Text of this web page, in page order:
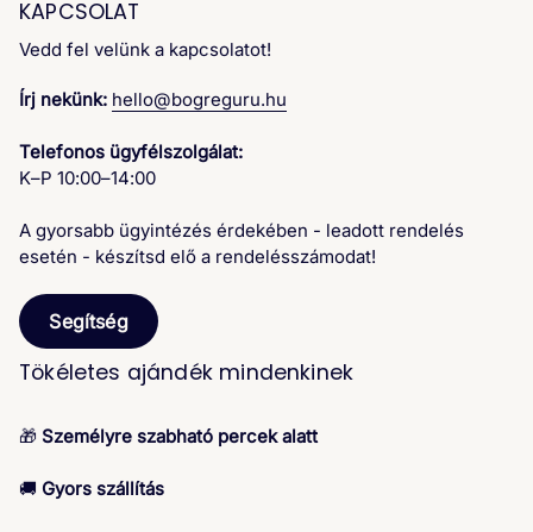
KAPCSOLAT
Vedd fel velünk a kapcsolatot!
Írj nekünk: hello@bogreguru.hu
Telefonos ügyfélszolgálat:
K–P 10:00–14:00
A gyorsabb ügyintézés érdekében - leadott rendelés
esetén - készítsd elő a rendelésszámodat!
Segítség
Tökéletes ajándék mindenkinek
🎁 Személyre szabható percek alatt
🚚 Gyors szállítás